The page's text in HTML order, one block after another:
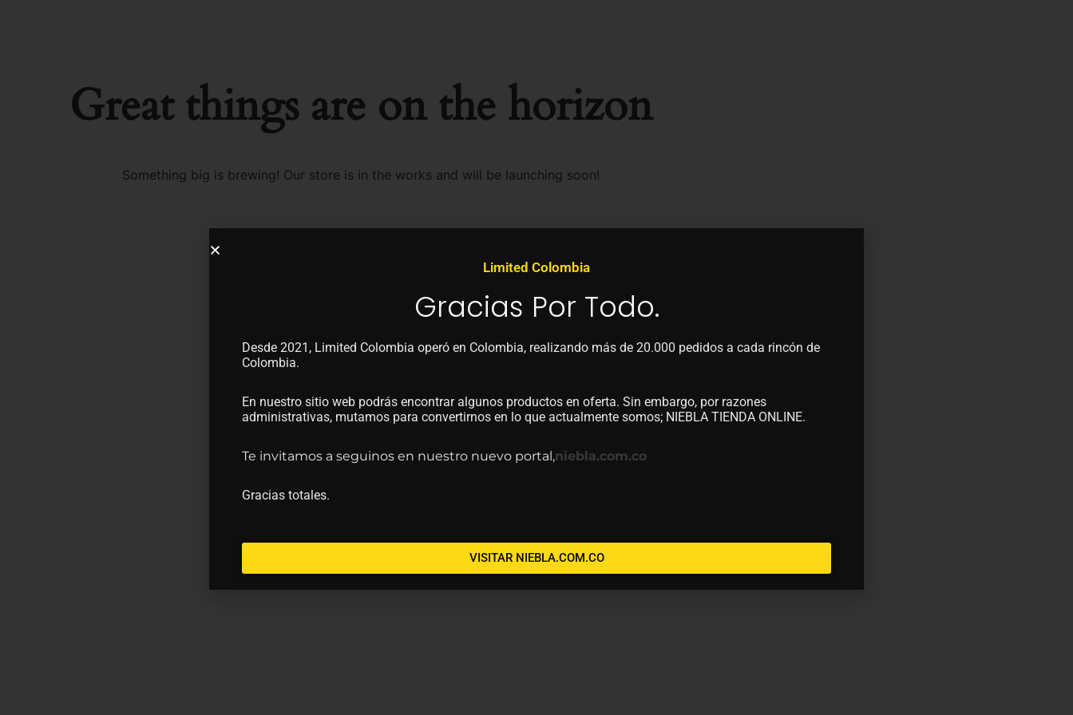
Great things are on the horizon
Something big is brewing! Our store is in the works and will be launching soon!
Limited Colombia
Gracias Por Todo.
Desde 2021, Limited Colombia operó en Colombia, realizando más de 20.000 pedidos a cada rincón de
Colombia.
En nuestro sitio web podrás encontrar algunos productos en oferta. Sin embargo, por razones
administrativas, mutamos para convertirnos en lo que actualmente somos; NIEBLA TIENDA ONLINE.
Te invitamos a seguinos en nuestro nuevo portal,niebla.com.co
Gracias totales.
VISITAR NIEBLA.COM.CO